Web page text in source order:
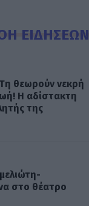
ΕΙΔΗΣΕΩΝ
θεωρούν νεκρή
Η αδίστακτη
της
στο θέατρο